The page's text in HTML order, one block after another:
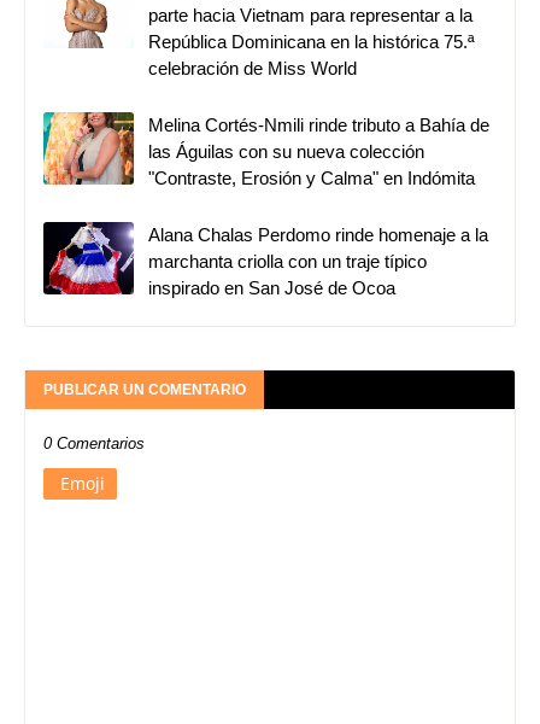
parte hacia Vietnam para representar a la
República Dominicana en la histórica 75.ª
celebración de Miss World
Melina Cortés-Nmili rinde tributo a Bahía de
las Águilas con su nueva colección
"Contraste, Erosión y Calma" en Indómita
Alana Chalas Perdomo rinde homenaje a la
marchanta criolla con un traje típico
inspirado en San José de Ocoa
PUBLICAR UN COMENTARIO
0 Comentarios
Emoji